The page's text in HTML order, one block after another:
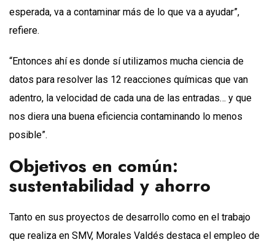
esperada, va a contaminar más de lo que va a ayudar”,
refiere.
“Entonces ahí es donde sí utilizamos mucha ciencia de
datos para resolver las 12 reacciones químicas que van
adentro, la velocidad de cada una de las entradas… y que
nos diera una buena eficiencia contaminando lo menos
posible”.
Objetivos en común:
sustentabilidad y ahorro
Tanto en sus proyectos de desarrollo como en el trabajo
que realiza en SMV, Morales Valdés destaca el empleo de